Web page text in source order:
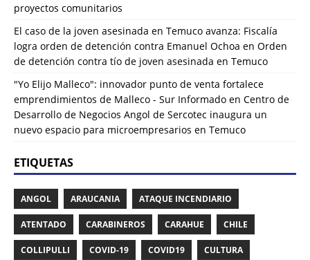
proyectos comunitarios
El caso de la joven asesinada en Temuco avanza: Fiscalía
logra orden de detención contra Emanuel Ochoa en Orden
de detención contra tío de joven asesinada en Temuco
"Yo Elijo Malleco": innovador punto de venta fortalece
emprendimientos de Malleco - Sur Informado en Centro de
Desarrollo de Negocios Angol de Sercotec inaugura un
nuevo espacio para microempresarios en Temuco
ETIQUETAS
ANGOL ARAUCANIA ATAQUE INCENDIARIO
ATENTADO CARABINEROS CARAHUE CHILE
COLLIPULLI COVID-19 COVID19 CULTURA